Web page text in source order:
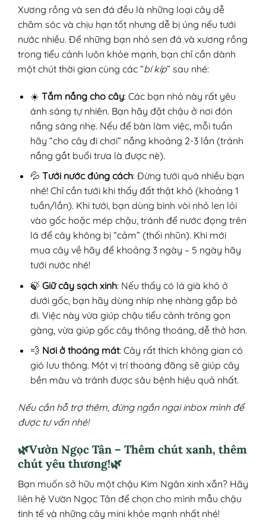
Xương rồng và sen đá đều là những loại cây dễ
chăm sóc và chịu hạn tốt nhưng dễ bị úng nếu tưới
nước nhiều. Để những bạn nhỏ sen đá và xương rồng
trong tiểu cảnh luôn khỏe mạnh, bạn chỉ cần dành
một chút thời gian cùng các “bí kíp” sau nhé:
☀️ Tắm nắng cho cây: Các bạn nhỏ này rất yêu
ánh sáng tự nhiên. Bạn hãy đặt chậu ở nơi đón
nắng sáng nhẹ. Nếu để bàn làm việc, mỗi tuần
hãy “cho cây đi chơi” nắng khoảng 2-3 lần (tránh
nắng gắt buổi trưa là được nè).
💦 Tưới nước đúng cách: Đừng tưới quá nhiều bạn
nhé! Chỉ cần tưới khi thấy đất thật khô (khoảng 1
tuần/lần). Khi tưới, bạn dùng bình vòi nhỏ len lỏi
vào gốc hoặc mép chậu, tránh để nước đọng trên
lá để cây không bị “cảm” (thối nhũn). Khi mới
mua cây về hãy để khoảng 3 ngày – 5 ngày hãy
tưới nước nhé!
🍃 Giữ cây sạch xinh: Nếu thấy có lá già khô ở
dưới gốc, bạn hãy dùng nhíp nhẹ nhàng gắp bỏ
đi. Việc này vừa giúp chậu tiểu cảnh trông gọn
gàng, vừa giúp gốc cây thông thoáng, dễ thở hơn.
💨 Nơi ở thoáng mát: Cây rất thích không gian có
gió lưu thông. Một vị trí thoáng đãng sẽ giúp cây
bền màu và tránh được sâu bệnh hiệu quả nhất.
Nếu cần hỗ trợ thêm, đừng ngần ngại inbox mình để
được tư vấn nhé!
🌿Vườn Ngọc Tân – Thêm chút xanh, thêm
chút yêu thương!🌿
Bạn muốn sở hữu một chậu Kim Ngân xinh xắn? Hãy
liên hệ Vườn Ngọc Tân để chọn cho mình mẫu chậu
tinh tế và những cây mini khỏe mạnh nhất nhé!